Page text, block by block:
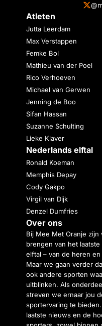
Atleten
Jutta Leerdam
Max Verstappen
Femke Bol
Mathieu van der Poel
Rico Verhoeven
Michael van Gerwen
Jenning de Boo
Sifan Hassan
Suzanne Schulting
Lieke Klaver
Nederlands elftal
Ronald Koeman
Memphis Depay
Cody Gakpo
Virgil van Dijk
Denzel Dumfries
Over ons
Bij Mee Met Oranje
brengen van het
elftal – van de heren
Maar we gaan verder
ook andere sporten
uitblinken. Als
streven we ernaar jou
sportervaring te
laatste nieuws en de